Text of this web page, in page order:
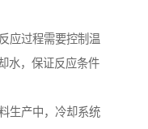
应过程需要控制温
水，保证反应条件
生产中，冷却系统